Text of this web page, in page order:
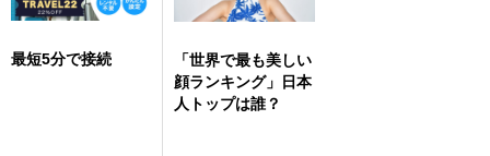
最短5分で接続
「世界で最も美しい
顔ランキング」日本
人トップは誰？